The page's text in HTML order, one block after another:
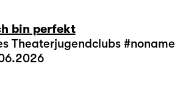
bin perfekt
Theaterjugendclubs #noname